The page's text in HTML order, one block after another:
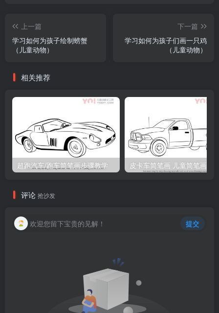
上一篇
学习如何为孩子绘制螃蟹
（儿童动物）
下一篇
学习如何为孩子们画一只鸡
（儿童动物）
相关推荐
超跑汽车/跑车简笔画步骤教学 皮卡车简笔画 儿童简笔画
评论 抢沙发
欢迎您留下宝贵的见解！ 提交